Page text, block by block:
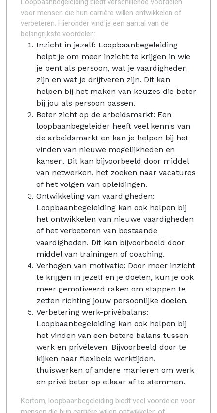
Loopbaanbegeleiding biedt verschillende voordelen
voor mensen die hun carrière willen ontwikkelen of
verbeteren. Hieronder vind je een aantal van de
belangrijkste voordelen:
Inzicht in jezelf: Loopbaanbegeleiding
helpt je om meer inzicht te krijgen in wie
je bent als persoon, wat je vaardigheden
zijn en wat je drijfveren zijn. Dit kan
helpen bij het maken van keuzes die beter
bij jou als persoon passen.
Beter zicht op de arbeidsmarkt: Een
loopbaanbegeleider heeft veel kennis van
de arbeidsmarkt en kan je helpen bij het
vinden van nieuwe mogelijkheden en
kansen. Dit kan bijvoorbeeld door middel
van netwerken, het zoeken naar vacatures
of het volgen van opleidingen.
Ontwikkeling van vaardigheden:
Loopbaanbegeleiding kan ook helpen bij
het ontwikkelen van nieuwe vaardigheden
of het verbeteren van bestaande
vaardigheden. Dit kan bijvoorbeeld door
middel van trainingen of coaching.
Verhogen van motivatie: Door meer inzicht
te krijgen in jezelf en je doelen, kun je ook
meer gemotiveerd raken om stappen te
zetten richting jouw persoonlijke doelen.
Verbetering werk-privébalans:
Loopbaanbegeleiding kan ook helpen bij
het vinden van een betere balans tussen
werk en privéleven. Bijvoorbeeld door te
kijken naar flexibele werktijden,
thuiswerken of andere manieren om werk
en privé beter op elkaar af te stemmen.
Kortom, loopbaanbegeleiding biedt veel voordelen voor